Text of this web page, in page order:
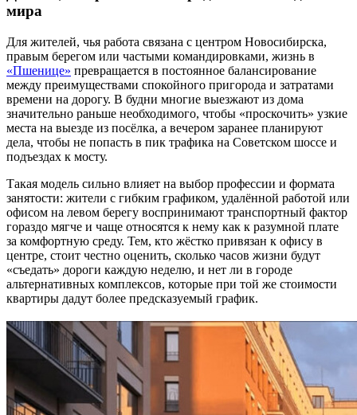
мира
Для жителей, чья работа связана с центром Новосибирска,
правым берегом или частыми командировками, жизнь в
«Пшенице» превращается в постоянное балансирование
между преимуществами спокойного пригорода и затратами
времени на дорогу. В будни многие выезжают из дома
значительно раньше необходимого, чтобы «проскочить» узкие
места на выезде из посёлка, а вечером заранее планируют
дела, чтобы не попасть в пик трафика на Советском шоссе и
подъездах к мосту.
Такая модель сильно влияет на выбор профессии и формата
занятости: жители с гибким графиком, удалённой работой или
офисом на левом берегу воспринимают транспортный фактор
гораздо мягче и чаще относятся к нему как к разумной плате
за комфортную среду. Тем, кто жёстко привязан к офису в
центре, стоит честно оценить, сколько часов жизни будут
«съедать» дороги каждую неделю, и нет ли в городе
альтернативных комплексов, которые при той же стоимости
квартиры дадут более предсказуемый график.